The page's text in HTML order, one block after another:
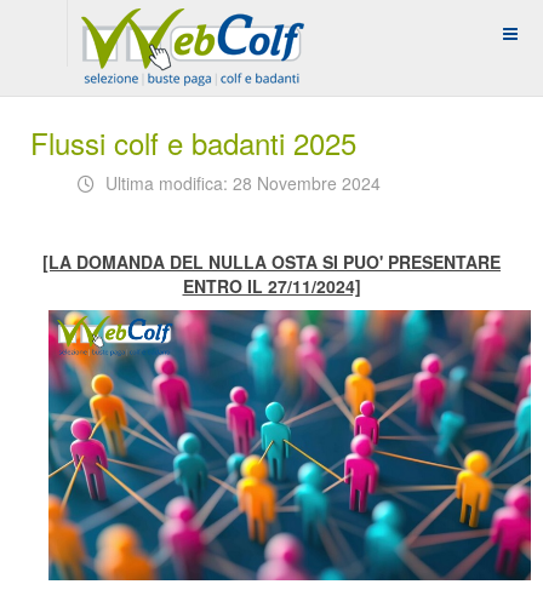
Flussi colf e badanti 2025
Ultima modifica: 28 Novembre 2024
[LA DOMANDA DEL NULLA OSTA SI PUO' PRESENTARE
ENTRO IL 27/11/2024]